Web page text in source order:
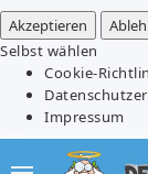
Akzeptieren
Selbst wählen
Cookie-
Impressum